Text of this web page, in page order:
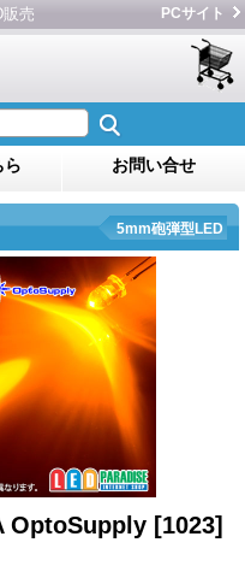
売 PCサイト
ら お問い合せ
5mm砲弾型LED
OptoSupply [1023]